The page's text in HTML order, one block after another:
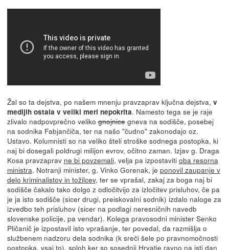
Žal so ta dejstva, po našem mnenju pravzaprav ključna dejstva, v
medijih ostala v veliki meri nepokrita. Namesto tega se je raje
zlivalo nadpovprečno velikognojnicegneva na sodišče, posebej
na sodnika Fabjančiča, ter na našo "čudno" zakonodajo oz.
Ustavo. Kolumnisti so na veliko šteli stroške sodnega postopka, ki
naj bi dosegali poldrugi milijon evrov, očitno zaman. Izjav g. Draga
Kosa pravzaprav ne bi povzemali, velja pa izpostaviti oba resorna
ministra. Notranji minister, g. Vinko Gorenak, je ponovil zaupanje v
delo kriminalistov in tožilcev, ter se vprašal, zakaj za boga naj bi
sodišče čakalo tako dolgo z odločitvijo za izločitev prisluhov, če pa
je ja isto sodišče (sicer drugi, preiskovalni sodnik) izdalo naloge za
izvedbo teh prisluhov (sicer na podlagi neresničnih navedb
slovenske policije, pa vendar). Kolega pravosodni minister Senko
Pličanič je izpostavil isto vprašanje, ter povedal, da razmišlja o
službenem nadzoru dela sodnika (k sreči šele po pravnomočnosti
postopka, vsaj to), sploh ker so sosednji Hrvatje ravno na isti dan